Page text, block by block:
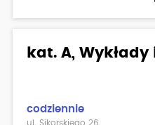
kat. A,
codziennie
ul. Sikorskiego 26